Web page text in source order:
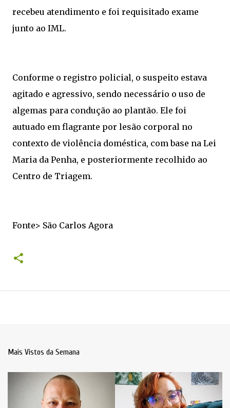
recebeu atendimento e foi requisitado exame
junto ao IML.
Conforme o registro policial, o suspeito estava
agitado e agressivo, sendo necessário o uso de
algemas para condução ao plantão. Ele foi
autuado em flagrante por lesão corporal no
contexto de violência doméstica, com base na Lei
Maria da Penha, e posteriormente recolhido ao
Centro de Triagem.
Fonte> São Carlos Agora
Mais Vistos da Semana